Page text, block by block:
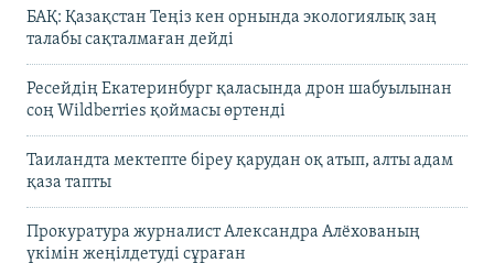
БАҚ: Қазақстан Теңіз кен орнында экологиялық заң
талабы сақталмаған дейді
Ресейдің Екатеринбург қаласында дрон шабуылынан
соң Wildberries қоймасы өртенді
Таиландта мектепте біреу қарудан оқ атып, алты адам
қаза тапты
Прокуратура журналист Александра Алёхованың
үкімін жеңілдетуді сұраған